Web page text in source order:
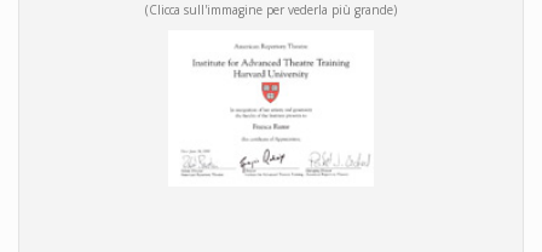
(Clicca sull'immagine per vederla più grande)